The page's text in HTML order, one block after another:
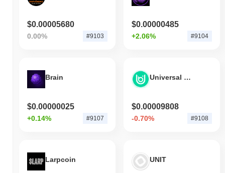
$0.00005680
0.00% #9103
$0.00000485
+2.06% #9104
Brain
$0.00000025
+0.14% #9107
Universal Basic Income
$0.00009808
-0.70% #9108
Larpcoin UNIT